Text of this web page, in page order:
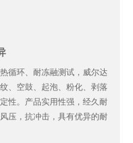
循环、耐冻融测试，威尔达
、空鼓、起泡、粉化、剥落
性。产品实用性强，经久耐
压，抗冲击，具有优异的耐